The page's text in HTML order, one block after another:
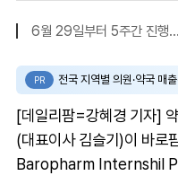
6월 29일부터 5주간 진행
PR 전국 지역별 의원·약국 매출
[데일리팜=강혜경 기자]
(대표이사 김슬기)이 바로
Baropharm Internshil